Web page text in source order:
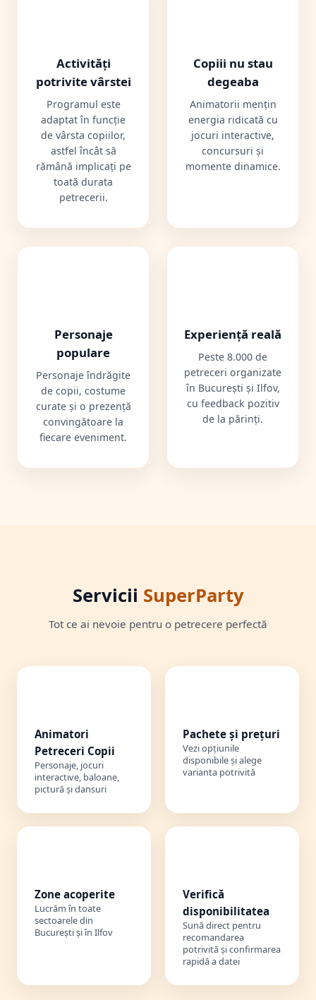
Activități
potrivite vârstei
Programul este
adaptat în funcție
de vârsta copiilor,
astfel încât să
rămână implicați pe
toată durata
petrecerii.
Copiii nu stau
degeaba
Animatorii mențin
energia ridicată cu
jocuri interactive,
concursuri și
momente dinamice.
Personaje
populare
Personaje îndrăgite
de copii, costume
curate și o prezență
convingătoare la
fiecare eveniment.
Experiență reală
Peste 8.000 de
petreceri organizate
în București și Ilfov,
cu feedback pozitiv
de la părinți.
Servicii SuperParty
Tot ce ai nevoie pentru o petrecere perfectă
Animatori
Petreceri Copii
Personaje, jocuri
interactive, baloane,
pictură și dansuri
Pachete și prețuri
Vezi opțiunile
disponibile și alege
varianta potrivită
Zone acoperite
Lucrăm în toate
sectoarele din
București și în Ilfov
Verifică
disponibilitatea
Sună direct pentru
recomandarea
potrivită și confirmarea
rapidă a datei